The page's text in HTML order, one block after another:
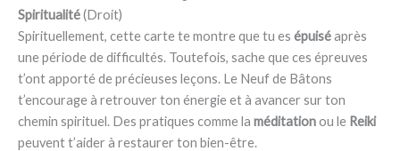
Spiritualité(Droit)
Spirituellement, cette carte te montre que tu es épuiséaprès
une période de difficultés. Toutefois, sache que ces épreuves
t’ont apporté de précieuses leçons. Le Neuf de Bâtons
t’encourage à retrouver ton énergie et à avancer sur ton
chemin spirituel. Des pratiques comme la méditationou le Reiki
peuvent t’aider à restaurer ton bien-être.